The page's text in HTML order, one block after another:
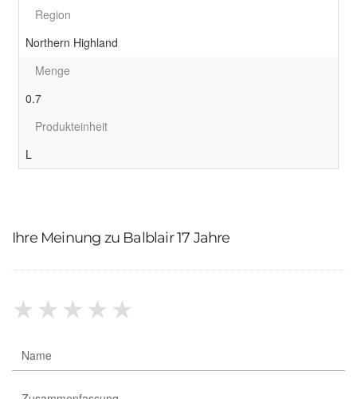
Region
Northern Highland
Menge
0.7
Produkteinheit
L
Ihre Meinung zu Balblair 17 Jahre
★★★★★